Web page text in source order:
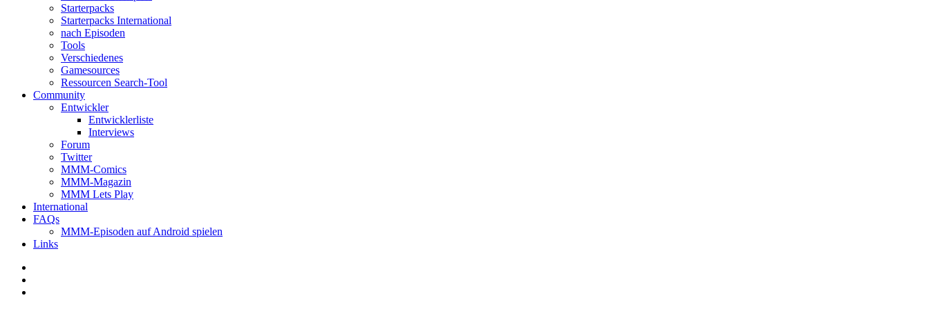
Starterpacks
Starterpacks International
nach Episoden
Tools
Verschiedenes
Gamesources
Ressourcen Search-Tool
Community
Entwickler
Entwicklerliste
Interviews
Forum
Twitter
MMM-Comics
MMM-Magazin
MMM Lets Play
International
FAQs
MMM-Episoden auf Android spielen
Links